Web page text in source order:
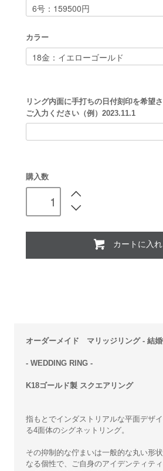
カラー
リング内面に手打ちの日付刻印を希望
ご入力ください（例）2023.11.1
購入数
カートに入
オーダーメイド マリッジリング - 結
- WEDDING RING -
K18ゴールド製 スクエアリング
指もとでインダストリアルな平面デザ
る4面体のシグネットリング。
その抑制的な佇まいは一般的な丸い形
なる個性で、ご自身のアイデンティテ